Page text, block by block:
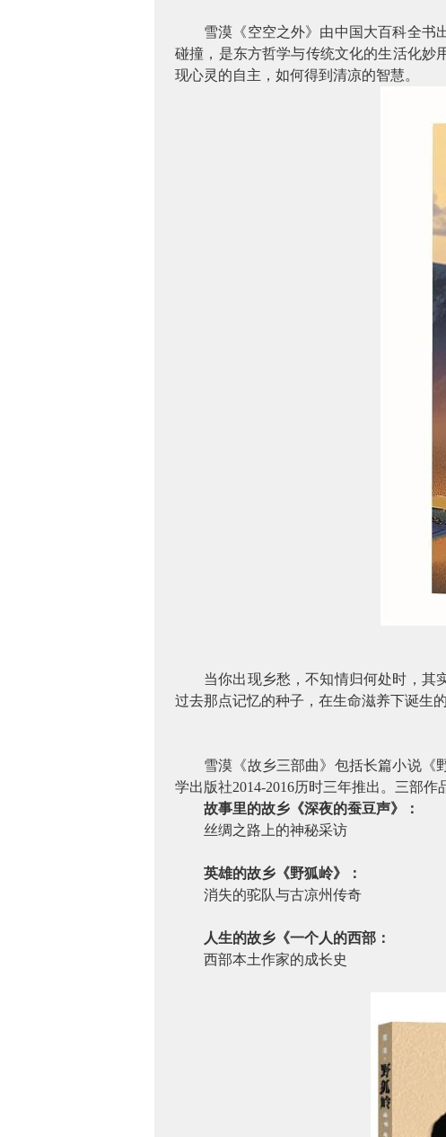
雪漠《空空之外》由中国大百科全书
碰撞，是东方哲学与传统文化的生活化妙
现心灵的自主，如何得到清凉的智慧。
当你出现乡愁，不知情归何处时，其
过去那点记忆的种子，在生命滋养下诞生
雪漠《故乡三部曲》包括长篇小说《
学出版社2014-2016历时三年推出。三部
故事里的故乡《深夜的蚕豆声》：
丝绸之路上的神秘采访
英雄的故乡《野狐岭》：
消失的驼队与古凉州传奇
人生的故乡《一个人的西部 ：
西部本土作家的成长史